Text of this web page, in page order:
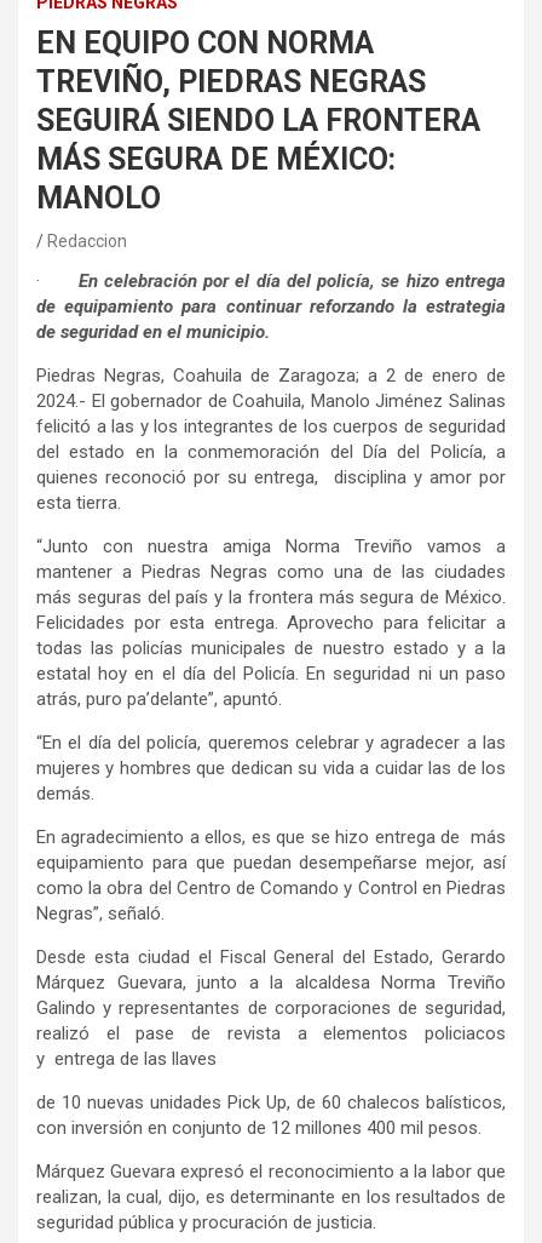
EN EQUIPO CON NORMA
TREVIÑO, PIEDRAS NEGRAS
SEGUIRÁ SIENDO LA FRONTERA
MÁS SEGURA DE MÉXICO:
MANOLO
Redaccion
· En celebración por el día del policía, se hizo entrega
de equipamiento para continuar reforzando la estrategia
de seguridad en el municipio.
Piedras Negras, Coahuila de Zaragoza; a 2 de enero de
2024.- El gobernador de Coahuila, Manolo Jiménez Salinas
felicitó a las y los integrantes de los cuerpos de seguridad
del estado en la conmemoración del Día del Policía, a
quienes reconoció por su entrega, disciplina y amor por
esta tierra.
“Junto con nuestra amiga Norma Treviño vamos a
mantener a Piedras Negras como una de las ciudades
más seguras del país y la frontera más segura de México.
Felicidades por esta entrega. Aprovecho para felicitar a
todas las policías municipales de nuestro estado y a la
estatal hoy en el día del Policía. En seguridad ni un paso
atrás, puro pa’delante”, apuntó.
“En el día del policía, queremos celebrar y agradecer a las
mujeres y hombres que dedican su vida a cuidar las de los
demás.
En agradecimiento a ellos, es que se hizo entrega de más
equipamiento para que puedan desempeñarse mejor, así
como la obra del Centro de Comando y Control en Piedras
Negras”, señaló.
Desde esta ciudad el Fiscal General del Estado, Gerardo
Márquez Guevara, junto a la alcaldesa Norma Treviño
Galindo y representantes de corporaciones de seguridad,
realizó el pase de revista a elementos policiacos
y entrega de las llaves
de 10 nuevas unidades Pick Up, de 60 chalecos balísticos,
con inversión en conjunto de 12 millones 400 mil pesos.
Márquez Guevara expresó el reconocimiento a la labor que
realizan, la cual, dijo, es determinante en los resultados de
seguridad pública y procuración de justicia.